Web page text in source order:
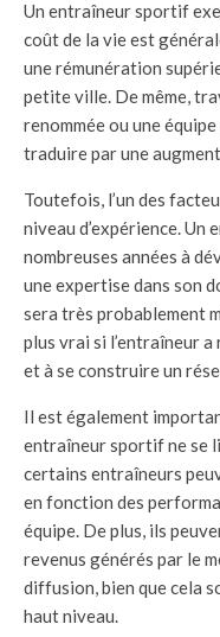
Un entraîneur sportif
coût de la vie est
une rémunération
petite ville. De même,
renommée ou une
traduire par une
Toutefois, l’un des
niveau d’expérience.
nombreuses années à
une expertise dans son
sera très probablement
plus vrai si l’entraîneur
et à se construire un
Il est également
entraîneur sportif ne se
certains entraîneurs
en fonction des
équipe. De plus, ils
revenus générés par le
diffusion, bien que cela
haut niveau.